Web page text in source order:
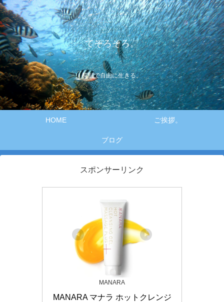
てそろそろ。
笑顔で自由に生きる。
HOME ご挨拶。
ブログ
スポンサーリンク
MANARA
MANARA マナラ ホットクレンジ